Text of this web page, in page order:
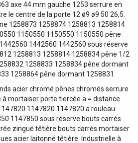
axe 44 mm gauche 1253 serrure en
le centre de la porte 12 ø9 ø9 50 26,5.
1258873 1258874 1258813 1258814
1150550 1150550 1150550 pêne
1442560 1442560 sous réserve
1258813 1258814 1258834 pêne 1/2
1258833 1258834 pêne dormant
1258864 pêne dormant 1258831.
acier chromé pênes chromés serrure
à mortaiser porte tiercée a = distance
1147820 1147820 a rouleau
1147850 sous réserve bouts carrés
zingué têtière bouts carrés mortaiser
acier laitonné têtière. Industrielle à